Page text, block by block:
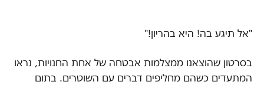
"אל תיגע בה! היא בהריון!"
בסרטון שהוצאנו ממצלמות אבטחה של אחת החנויות, נראו
המתעדים כשהם מחליפים דברים עם השוטרים. בתום